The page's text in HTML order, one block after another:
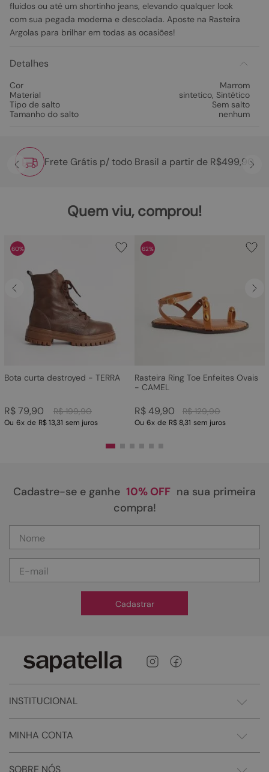
fluidos ou até um shortinho jeans, elevando qualquer look
com sua pegada moderna e descolada. Aposte na Rasteira
Argolas para brilhar em todas as ocasiões!
Detalhes
Cor
Marrom
Material
sintetico, Sintético
Tipo de salto
Sem salto
Tamanho do salto
nenhum
Frete Grátis p/ todo Brasil a partir de R$499,90
Quem viu, comprou!
60%
Bota curta destroyed - TERRA
R$ 199,90
R$79,90
Ou 6x de R$ 13,31 sem juros
62%
Rasteira Ring Toe Enfeites Ovais
- CAMEL
R$ 129,90
R$49,90
Ou 6x de R$ 8,31 sem juros
Cadastre-se e ganhe 10% OFF na sua primeira
compra!
Cadastrar
INSTITUCIONAL
MINHA CONTA
SOBRE NÓS